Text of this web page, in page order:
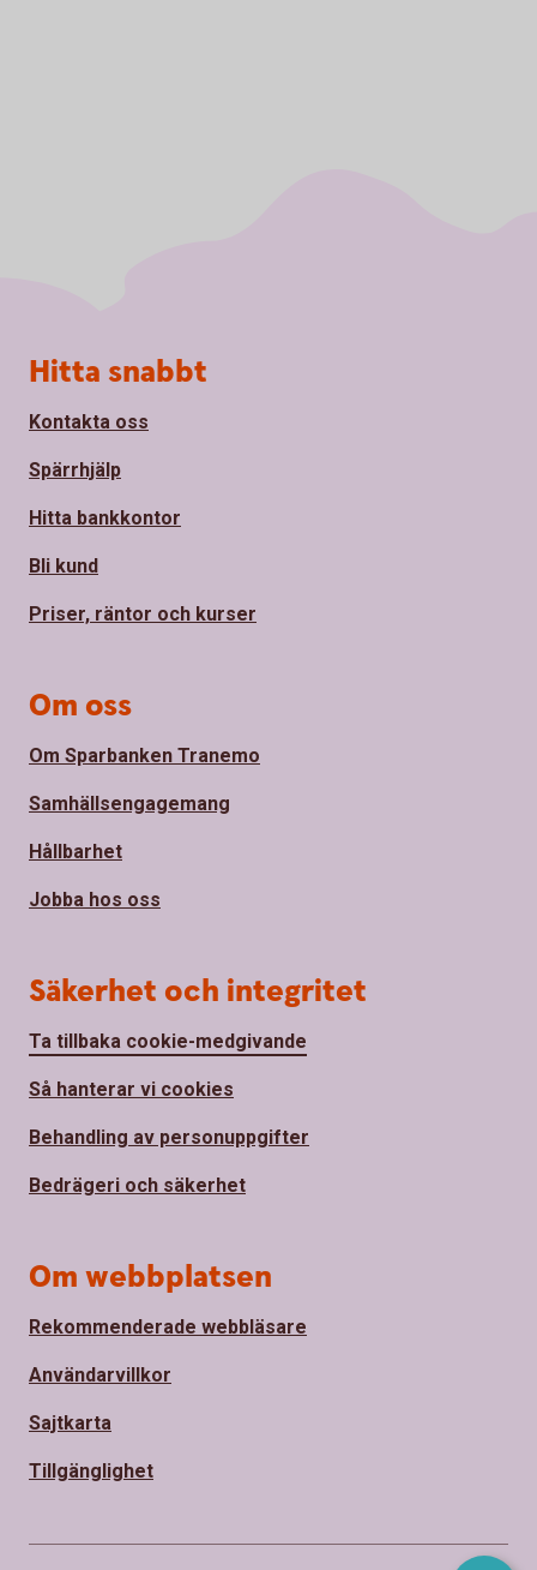
Sidfot
Hitta snabbt
Kontakta oss
Spärrhjälp
Hitta bankkontor
Bli kund
Priser, räntor och kurser
Om oss
Om Sparbanken Tranemo
Samhällsengagemang
Hållbarhet
Jobba hos oss
Säkerhet och integritet
Ta tillbaka cookie-medgivande
Så hanterar vi cookies
Behandling av personuppgifter
Bedrägeri och säkerhet
Om webbplatsen
Rekommenderade webbläsare
Användarvillkor
Sajtkarta
Tillgänglighet